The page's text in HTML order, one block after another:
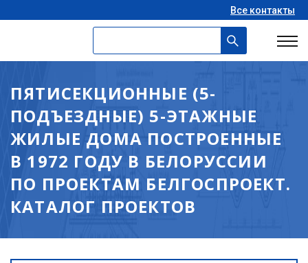
Все контакты
ПЯТИСЕКЦИОННЫЕ (5-
ПОДЪЕЗДНЫЕ) 5-ЭТАЖНЫЕ
ЖИЛЫЕ ДОМА ПОСТРОЕННЫЕ
В 1972 ГОДУ В БЕЛОРУССИИ
ПО ПРОЕКТАМ БЕЛГОСПРОЕКТ.
КАТАЛОГ ПРОЕКТОВ